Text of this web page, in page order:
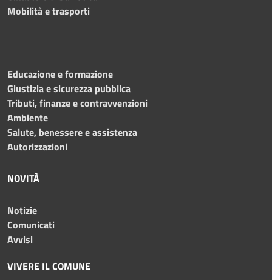
Mobilità e trasporti
Educazione e formazione
Giustizia e sicurezza pubblica
Tributi, finanze e contravvenzioni
Ambiente
Salute, benessere e assistenza
Autorizzazioni
NOVITÀ
Notizie
Comunicati
Avvisi
VIVERE IL COMUNE